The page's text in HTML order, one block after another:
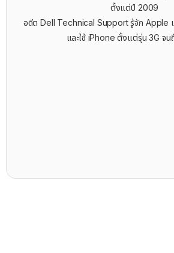
ตั้งแต่ปี 2009
อดีต Dell Technical Support รู้จัก ​Apple
และใช้ iPhone ตั้งแต่รุ่น 3G จน